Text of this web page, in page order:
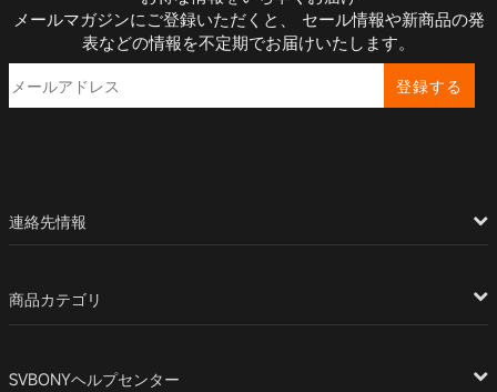
メールマガジンにご登録いただくと、 セール情報や新商品の発
表などの情報を不定期でお届けいたします。
登録する
連絡先情報
商品カテゴリ
SVBONYヘルプセンター